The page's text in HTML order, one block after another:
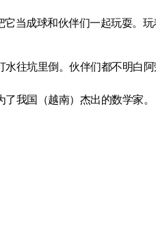
当成球和伙伴们一起玩耍。
往坑里倒。伙伴们都不明
我国（越南）杰出的数学家。